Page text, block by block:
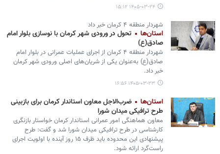
۱۴۰۵-۰۳-۲۴ ۱۵:۱۲
شهردار منطقه ۴ کرمان خبر داد
استان‌ها
تحول در ورودی شهر کرمان با نوسازی بلوار امام
صادق(ع)
شهردار منطقه ۴ کرمان از اجرای عملیات عمرانی در بلوار امام
صادق(ع) به‌عنوان یکی از شریان‌های اصلی ورودی شهر کرمان
خبر داد.
۱۴۰۵-۰۳-۲۳ ۱۶:۵۶
استان‌ها
ضرب‌الاجل معاون استاندار کرمان برای بازبینی
طرح ترافیکی میدان شورا
معاون هماهنگی امور عمرانی استاندار کرمان خواستار بازنگری
کارشناسی در طرح ترافیکی میدان شورا شد و گفت: طرح
پیشنهادی این محدوده باید ظرف ۱۵ روز آینده با اولویت اجرای
راست‌گرد ارائه شود.